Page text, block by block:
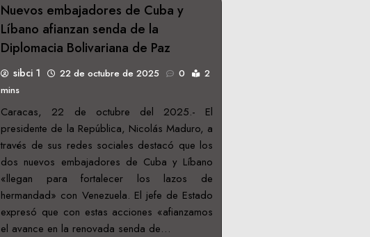
Nuevos embajadores de Cuba y
Líbano afianzan senda de la
Diplomacia Bolivariana de Paz
sibci 1 22 de octubre de 2025 0
2
mins
Caracas, 22 de octubre del 2025.- El
presidente de la República, Nicolás Maduro, a
través de sus redes sociales destacó que los
dos nuevos embajadores de Cuba y Líbano
«llegan para fortalecer los lazos de
hermandad» con Venezuela. El jefe de Estado
expresó que con estas acciones «afianzamos
el avance en la renovada senda de…